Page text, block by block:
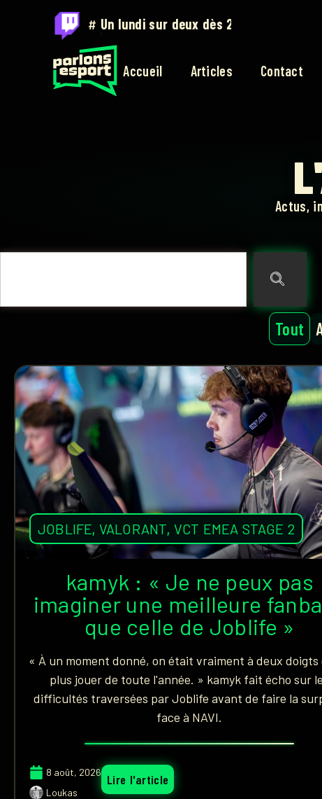
# Sur twitch.tv/parlons_esport
Accueil Articles Contact
Actus,
Tout
JOBLIFE, VALORANT, VCT EMEA STAGE 2
kamyk : « Je ne peux pas
imaginer une meilleure
que celle de Joblife »
« À un moment donné, on était vraiment à deux doigts
plus jouer de toute l'année. » kamyk fait écho sur
difficultés traversées par Joblife avant de faire la
face à NAVI.
8 août, 2026
Loukas
Lire l'article